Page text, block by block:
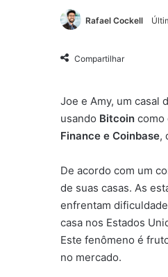
Rafael Cockell
Compartilhar
Joe e Amy, um casal
usando Bitcoin como
Finance e Coinbase,
De acordo com um
de suas casas. As
enfrentam
casa nos Estados
Este fenômeno é
no mercado.